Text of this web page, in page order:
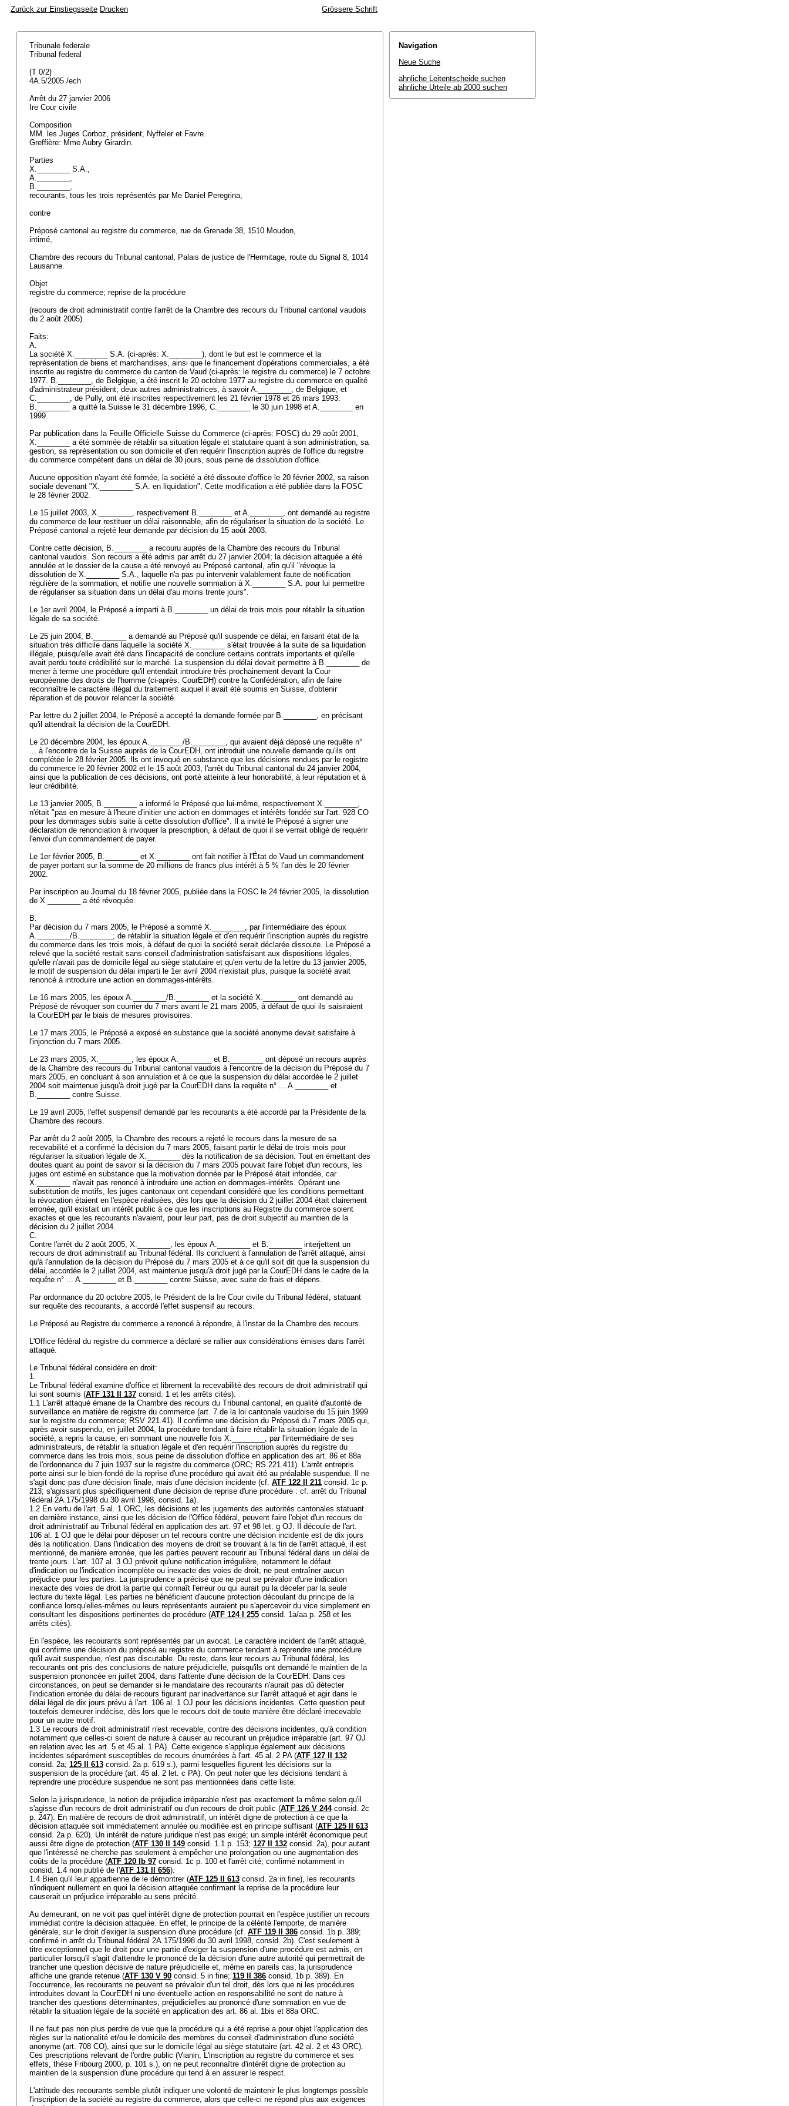
Zurück zur Einstiegsseite Drucken Grössere Schrift
Tribunale federale
Tribunal federal
{T 0/2}
4A.5/2005 /ech
Arrêt du 27 janvier 2006
Ire Cour civile
Composition
MM. les Juges Corboz, président, Nyffeler et Favre.
Greffière: Mme Aubry Girardin.
Parties
X.________ S.A.,
A.________,
B.________,
recourants, tous les trois représentés par Me Daniel Peregrina,
contre
Préposé cantonal au registre du commerce, rue de Grenade 38, 1510 Moudon,
intimé,
Chambre des recours du Tribunal cantonal, Palais de justice de l'Hermitage, route du Signal 8, 1014
Lausanne.
Objet
registre du commerce; reprise de la procédure
(recours de droit administratif contre l'arrêt de la Chambre des recours du Tribunal cantonal vaudois
du 2 août 2005).
Faits:
A.
La société X.________ S.A. (ci-après: X.________), dont le but est le commerce et la
représentation de biens et marchandises, ainsi que le financement d'opérations commerciales, a été
inscrite au registre du commerce du canton de Vaud (ci-après: le registre du commerce) le 7 octobre
1977. B.________, de Belgique, a été inscrit le 20 octobre 1977 au registre du commerce en qualité
d'administrateur président; deux autres administratrices, à savoir A.________, de Belgique, et
C.________, de Pully, ont été inscrites respectivement les 21 février 1978 et 26 mars 1993.
B.________ a quitté la Suisse le 31 décembre 1996, C.________ le 30 juin 1998 et A.________ en
1999.
Par publication dans la Feuille Officielle Suisse du Commerce (ci-après: FOSC) du 29 août 2001,
X.________ a été sommée de rétablir sa situation légale et statutaire quant à son administration, sa
gestion, sa représentation ou son domicile et d'en requérir l'inscription auprès de l'office du registre
du commerce compétent dans un délai de 30 jours, sous peine de dissolution d'office.
Aucune opposition n'ayant été formée, la société a été dissoute d'office le 20 février 2002, sa raison
sociale devenant "X.________ S.A. en liquidation". Cette modification a été publiée dans la FOSC
le 28 février 2002.
Le 15 juillet 2003, X.________, respectivement B.________ et A.________, ont demandé au registre
du commerce de leur restituer un délai raisonnable, afin de régulariser la situation de la société. Le
Préposé cantonal a rejeté leur demande par décision du 15 août 2003.
Contre cette décision, B.________ a recouru auprès de la Chambre des recours du Tribunal
cantonal vaudois. Son recours a été admis par arrêt du 27 janvier 2004; la décision attaquée a été
annulée et le dossier de la cause a été renvoyé au Préposé cantonal, afin qu'il "révoque la
dissolution de X.________ S.A., laquelle n'a pas pu intervenir valablement faute de notification
régulière de la sommation, et notifie une nouvelle sommation à X.________ S.A. pour lui permettre
de régulariser sa situation dans un délai d'au moins trente jours".
Le 1er avril 2004, le Préposé a imparti à B.________ un délai de trois mois pour rétablir la situation
légale de sa société.
Le 25 juin 2004, B.________ a demandé au Préposé qu'il suspende ce délai, en faisant état de la
situation très difficile dans laquelle la société X.________ s'était trouvée à la suite de sa liquidation
illégale, puisqu'elle avait été dans l'incapacité de conclure certains contrats importants et qu'elle
avait perdu toute crédibilité sur le marché. La suspension du délai devait permettre à B.________ de
mener à terme une procédure qu'il entendait introduire très prochainement devant la Cour
européenne des droits de l'homme (ci-après: CourEDH) contre la Confédération, afin de faire
reconnaître le caractère illégal du traitement auquel il avait été soumis en Suisse, d'obtenir
réparation et de pouvoir relancer la société.
Par lettre du 2 juillet 2004, le Préposé a accepté la demande formée par B.________, en précisant
qu'il attendrait la décision de la CourEDH.
Le 20 décembre 2004, les époux A.________/B.________, qui avaient déjà déposé une requête n°
... à l'encontre de la Suisse auprès de la CourEDH, ont introduit une nouvelle demande qu'ils ont
complétée le 28 février 2005. Ils ont invoqué en substance que les décisions rendues par le registre
du commerce le 20 février 2002 et le 15 août 2003, l'arrêt du Tribunal cantonal du 24 janvier 2004,
ainsi que la publication de ces décisions, ont porté atteinte à leur honorabilité, à leur réputation et à
leur crédibilité.
Le 13 janvier 2005, B.________ a informé le Préposé que lui-même, respectivement X.________,
n'était "pas en mesure à l'heure d'initier une action en dommages et intérêts fondée sur l'art. 928 CO
pour les dommages subis suite à cette dissolution d'office". Il a invité le Préposé à signer une
déclaration de renonciation à invoquer la prescription, à défaut de quoi il se verrait obligé de requérir
l'envoi d'un commandement de payer.
Le 1er février 2005, B.________ et X.________ ont fait notifier à l'État de Vaud un commandement
de payer portant sur la somme de 20 millions de francs plus intérêt à 5 % l'an dès le 20 février
2002.
Par inscription au Journal du 18 février 2005, publiée dans la FOSC le 24 février 2005, la dissolution
de X.________ a été révoquée.
B.
Par décision du 7 mars 2005, le Préposé a sommé X.________, par l'intermédiaire des époux
A.________/B.________, de rétablir la situation légale et d'en requérir l'inscription auprès du registre
du commerce dans les trois mois, à défaut de quoi la société serait déclarée dissoute. Le Préposé a
relevé que la société restait sans conseil d'administration satisfaisant aux dispositions légales,
qu'elle n'avait pas de domicile légal au siège statutaire et qu'en vertu de la lettre du 13 janvier 2005,
le motif de suspension du délai imparti le 1er avril 2004 n'existait plus, puisque la société avait
renoncé à introduire une action en dommages-intérêts.
Le 16 mars 2005, les époux A.________/B.________ et la société X.________ ont demandé au
Préposé de révoquer son courrier du 7 mars avant le 21 mars 2005, à défaut de quoi ils saisiraient
la CourEDH par le biais de mesures provisoires.
Le 17 mars 2005, le Préposé a exposé en substance que la société anonyme devait satisfaire à
l'injonction du 7 mars 2005.
Le 23 mars 2005, X.________, les époux A.________ et B.________ ont déposé un recours auprès
de la Chambre des recours du Tribunal cantonal vaudois à l'encontre de la décision du Préposé du 7
mars 2005, en concluant à son annulation et à ce que la suspension du délai accordée le 2 juillet
2004 soit maintenue jusqu'à droit jugé par la CourEDH dans la requête n° ... A.________ et
B.________ contre Suisse.
Le 19 avril 2005, l'effet suspensif demandé par les recourants a été accordé par la Présidente de la
Chambre des recours.
Par arrêt du 2 août 2005, la Chambre des recours a rejeté le recours dans la mesure de sa
recevabilité et a confirmé la décision du 7 mars 2005, faisant partir le délai de trois mois pour
régulariser la situation légale de X.________ dès la notification de sa décision. Tout en émettant des
doutes quant au point de savoir si la décision du 7 mars 2005 pouvait faire l'objet d'un recours, les
juges ont estimé en substance que la motivation donnée par le Préposé était infondée, car
X.________ n'avait pas renoncé à introduire une action en dommages-intérêts. Opérant une
substitution de motifs, les juges cantonaux ont cependant considéré que les conditions permettant
la révocation étaient en l'espèce réalisées, dès lors que la décision du 2 juillet 2004 était clairement
erronée, qu'il existait un intérêt public à ce que les inscriptions au Registre du commerce soient
exactes et que les recourants n'avaient, pour leur part, pas de droit subjectif au maintien de la
décision du 2 juillet 2004.
C.
Contre l'arrêt du 2 août 2005, X.________, les époux A.________ et B.________ interjettent un
recours de droit administratif au Tribunal fédéral. Ils concluent à l'annulation de l'arrêt attaqué, ainsi
qu'à l'annulation de la décision du Préposé du 7 mars 2005 et à ce qu'il soit dit que la suspension du
délai, accordée le 2 juillet 2004, est maintenue jusqu'à droit jugé par la CourEDH dans le cadre de la
requête n° ... A.________ et B.________ contre Suisse, avec suite de frais et dépens.
Par ordonnance du 20 octobre 2005, le Président de la Ire Cour civile du Tribunal fédéral, statuant
sur requête des recourants, a accordé l'effet suspensif au recours.
Le Préposé au Registre du commerce a renoncé à répondre, à l'instar de la Chambre des recours.
L'Office fédéral du registre du commerce a déclaré se rallier aux considérations émises dans l'arrêt
attaqué.
Le Tribunal fédéral considère en droit:
1.
Le Tribunal fédéral examine d'office et librement la recevabilité des recours de droit administratif qui
lui sont soumis (ATF 131 II 137 consid. 1 et les arrêts cités).
1.1 L'arrêt attaqué émane de la Chambre des recours du Tribunal cantonal, en qualité d'autorité de
surveillance en matière de registre du commerce (art. 7 de la loi cantonale vaudoise du 15 juin 1999
sur le registre du commerce; RSV 221.41). Il confirme une décision du Préposé du 7 mars 2005 qui,
après avoir suspendu, en juillet 2004, la procédure tendant à faire rétablir la situation légale de la
société, a repris la cause, en sommant une nouvelle fois X.________, par l'intermédiaire de ses
administrateurs, de rétablir la situation légale et d'en requérir l'inscription auprès du registre du
commerce dans les trois mois, sous peine de dissolution d'office en application des art. 86 et 88a
de l'ordonnance du 7 juin 1937 sur le registre du commerce (ORC; RS 221.411). L'arrêt entrepris
porte ainsi sur le bien-fondé de la reprise d'une procédure qui avait été au préalable suspendue. Il ne
s'agit donc pas d'une décision finale, mais d'une décision incidente (cf. ATF 122 II 211 consid. 1c p.
213; s'agissant plus spécifiquement d'une décision de reprise d'une procédure : cf. arrêt du Tribunal
fédéral 2A.175/1998 du 30 avril 1998, consid. 1a).
1.2 En vertu de l'art. 5 al. 1 ORC, les décisions et les jugements des autorités cantonales statuant
en dernière instance, ainsi que les décision de l'Office fédéral, peuvent faire l'objet d'un recours de
droit administratif au Tribunal fédéral en application des art. 97 et 98 let. g OJ. Il découle de l'art.
106 al. 1 OJ que le délai pour déposer un tel recours contre une décision incidente est de dix jours
dès la notification. Dans l'indication des moyens de droit se trouvant à la fin de l'arrêt attaqué, il est
mentionné, de manière erronée, que les parties peuvent recourir au Tribunal fédéral dans un délai de
trente jours. L'art. 107 al. 3 OJ prévoit qu'une notification irrégulière, notamment le défaut
d'indication ou l'indication incomplète ou inexacte des voies de droit, ne peut entraîner aucun
préjudice pour les parties. La jurisprudence a précisé que ne peut se prévaloir d'une indication
inexacte des voies de droit la partie qui connaît l'erreur ou qui aurait pu la déceler par la seule
lecture du texte légal. Les parties ne bénéficient d'aucune protection découlant du principe de la
confiance lorsqu'elles-mêmes ou leurs représentants auraient pu s'apercevoir du vice simplement en
consultant les dispositions pertinentes de procédure (ATF 124 I 255 consid. 1a/aa p. 258 et les
arrêts cités).
En l'espèce, les recourants sont représentés par un avocat. Le caractère incident de l'arrêt attaqué,
qui confirme une décision du préposé au registre du commerce tendant à reprendre une procédure
qu'il avait suspendue, n'est pas discutable. Du reste, dans leur recours au Tribunal fédéral, les
recourants ont pris des conclusions de nature préjudicielle, puisqu'ils ont demandé le maintien de la
suspension prononcée en juillet 2004, dans l'attente d'une décision de la CourEDH. Dans ces
circonstances, on peut se demander si le mandataire des recourants n'aurait pas dû détecter
l'indication erronée du délai de recours figurant par inadvertance sur l'arrêt attaqué et agir dans le
délai légal de dix jours prévu à l'art. 106 al. 1 OJ pour les décisions incidentes. Cette question peut
toutefois demeurer indécise, dès lors que le recours doit de toute manière être déclaré irrecevable
pour un autre motif.
1.3 Le recours de droit administratif n'est recevable, contre des décisions incidentes, qu'à condition
notamment que celles-ci soient de nature à causer au recourant un préjudice irréparable (art. 97 OJ
en relation avec les art. 5 et 45 al. 1 PA). Cette exigence s'applique également aux décisions
incidentes séparément susceptibles de recours énumérées à l'art. 45 al. 2 PA(ATF 127 II 132
consid. 2a; 125 II 613 consid. 2a p. 619 s.), parmi lesquelles figurent les décisions sur la
suspension de la procédure (art. 45 al. 2 let. c PA). On peut noter que les décisions tendant à
reprendre une procédure suspendue ne sont pas mentionnées dans cette liste.
Selon la jurisprudence, la notion de préjudice irréparable n'est pas exactement la même selon qu'il
s'agisse d'un recours de droit administratif ou d'un recours de droit public (ATF 126 V 244consid. 2c
p. 247). En matière de recours de droit administratif, un intérêt digne de protection à ce que la
décision attaquée soit immédiatement annulée ou modifiée est en principe suffisant (ATF 125 II 613
consid. 2a p. 620). Un intérêt de nature juridique n'est pas exigé; un simple intérêt économique peut
aussi être digne de protection (ATF 130 II 149 consid. 1.1 p. 153; 127 II 132 consid. 2a), pour autant
que l'intéressé ne cherche pas seulement à empêcher une prolongation ou une augmentation des
coûts de la procédure (ATF 120 Ib 97 consid. 1c p. 100 et l'arrêt cité; confirmé notamment in
consid. 1.4 non publié de l'ATF 131 II 656).
1.4 Bien qu'il leur appartienne de le démontrer (ATF 125 II 613 consid. 2a in fine), les recourants
n'indiquent nullement en quoi la décision attaquée confirmant la reprise de la procédure leur
causerait un préjudice irréparable au sens précité.
Au demeurant, on ne voit pas quel intérêt digne de protection pourrait en l'espèce justifier un recours
immédiat contre la décision attaquée. En effet, le principe de la célérité l'emporte, de manière
générale, sur le droit d'exiger la suspension d'une procédure (cf. ATF 119 II 386 consid. 1b p. 389;
confirmé in arrêt du Tribunal fédéral 2A.175/1998 du 30 avril 1998, consid. 2b). C'est seulement à
titre exceptionnel que le droit pour une partie d'exiger la suspension d'une procédure est admis, en
particulier lorsqu'il s'agit d'attendre le prononcé de la décision d'une autre autorité qui permettrait de
trancher une question décisive de nature préjudicielle et, même en pareils cas, la jurisprudence
affiche une grande retenue (ATF 130 V 90 consid. 5 in fine; 119 II 386 consid. 1b p. 389). En
l'occurrence, les recourants ne peuvent se prévaloir d'un tel droit, dès lors que ni les procédures
introduites devant la CourEDH ni une éventuelle action en responsabilité ne sont de nature à
trancher des questions déterminantes, préjudicielles au prononcé d'une sommation en vue de
rétablir la situation légale de la société en application des art. 86 al. 1bis et 88a ORC.
Il ne faut pas non plus perdre de vue que la procédure qui a été reprise a pour objet l'application des
règles sur la nationalité et/ou le domicile des membres du conseil d'administration d'une société
anonyme (art. 708 CO), ainsi que sur le domicile légal au siège statutaire (art. 42 al. 2 et 43 ORC).
Ces prescriptions relevant de l'ordre public (Vianin, L'inscription au registre du commerce et ses
effets, thèse Fribourg 2000, p. 101 s.), on ne peut reconnaître d'intérêt digne de protection au
maintien de la suspension d'une procédure qui tend à en assurer le respect.
L'attitude des recourants semble plutôt indiquer une volonté de maintenir le plus longtemps possible
l'inscription de la société au registre du commerce, alors que celle-ci ne répond plus aux exigences
Navigation
Neue Suche
ähnliche Leitentscheide suchen
ähnliche Urteile ab 2000 suchen